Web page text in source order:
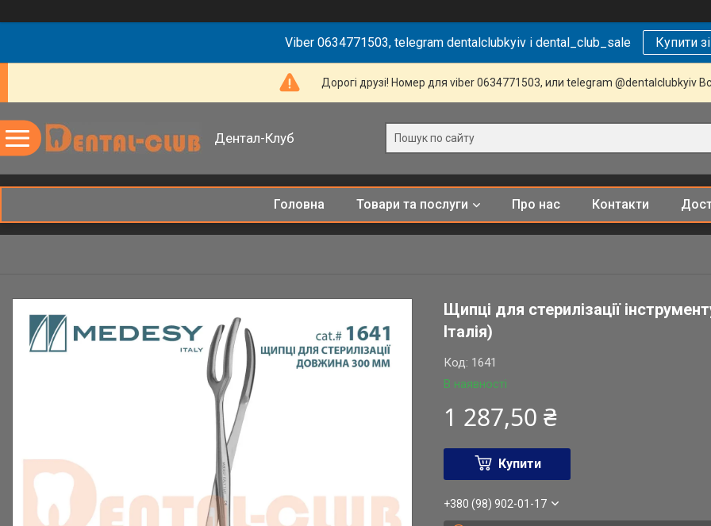
Viber 0634771503, telegram dentalclubkyiv і dental_club_sale Купити
Дорогі друзі! Номер для viber 0634771503, или telegram @dentalclubkyiv
Дентал-Клуб
Головна Товари та послуги Про нас Контакти
Щипці для стерилізації
Італія)
В наявності
Код: 1641
1 287,50 ₴
Купити
+380 (98) 902-01-17